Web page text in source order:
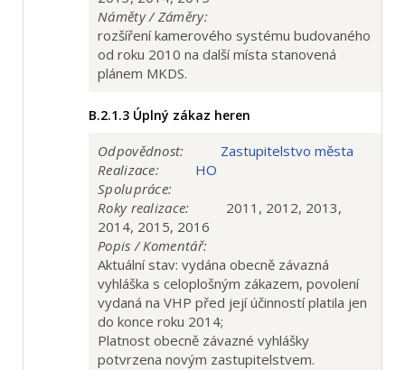
Náměty / Záměry:
rozšíření kamerového systému budovaného
od roku 2010 na další místa stanovená
plánem MKDS.
B.2.1.3 Úplný zákaz heren
Odpovědnost:
Zastupitelstvo města
Realizace:
HO
Spolupráce:
Roky realizace:
2011, 2012, 2013,
2014, 2015, 2016
Popis / Komentář:
Aktuální stav: vydána obecně závazná
vyhláška s celoplošným zákazem, povolení
vydaná na VHP před její účinností platila jen
do konce roku 2014;
Platnost obecně závazné vyhlášky
potvrzena novým zastupitelstvem.